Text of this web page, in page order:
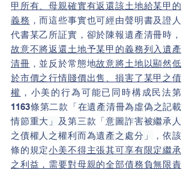
甲所有、母親確實有返還該土地給某甲的
義務 ，而這些事實也可經由聲明書及證人
代書某乙所証實，卻於陳報遺產清冊時，
故意不將返還土地予某甲的義務列入遺產
清冊 ，並反於常態地故意將土地以顯然低
於市價之行情賤價出售、損害了某甲之債
權 ，小美的行為可能已同時構成民法第
1163條第二款
「在遺產清冊為虛偽之記載
情節重大」
及第三款 「意圖詐害被繼承人
之債權人之權利而為遺產之處分」
，依該
條的規定小美不得主張其可享有限定繼承
之利益，需要對母親的全部債務負無限責